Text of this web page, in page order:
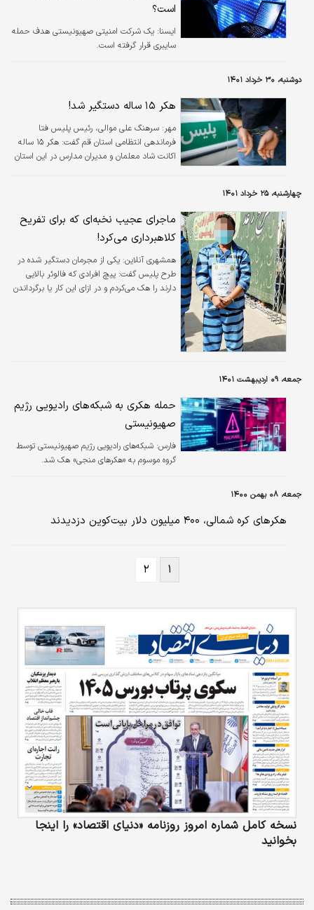
است؟
ايسنا: یک شرکت امنیتی صهیونیستی هدف حمله
سایبری قرار گرفته است.
دوشنبه، ۳۰ خرداد ۱۴۰۱
هکر ۱۵ ساله دستگیر شد!
مهر: سرهنگ علی موالی، رئیس پلیس فتا
فرماندهی انتظامی استان قم گفت: هکر ۱۵ ساله
اکانت شاد معلمان و مدیران مدارس در این استان
چهارشنبه، ۲۵ خرداد ۱۴۰۱
ماجرای عجیب نخبه‌ای که برای تفریح
کلاهبرداری می‌کرد!
همشهری آنلاین: یکی از مجرمان دستگیر شده در
طرح پلیس گفت: پیچ افرادی که فالوئر بالایی
دارند را هک می‌کردم و در ازای این کار یا برگرداندن
جمعه، ۰۹ اردیبهشت ۱۴۰۱
حمله هکری به شبکه‌های رادیویی رژیم
صهیونیستی
فارس: شبکه‌های رادیویی رژیم صهیونیستی توسط
گروه موسوم به «هکرهای منجی» هک شد.
جمعه، ۰۸ بهمن ۱۴۰۰
هکر‌های کره شمالی، ۴۰۰ میلیون دلار بیت‌کوین دزدیدند
۱ ۲
نسخه کامل شماره امروز روزنامه «دنیای‌ اقتصاد» را اینجا
بخوانید